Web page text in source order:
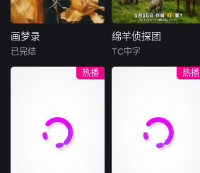
方设法联手求生，
打破这间禁锢生命
的困局。
解千愁。本季我们
再次出发，走遍辣
域多地，用火辣风
味串联市井日常与
人间温情，描摹国
人豁达热烈、向阳
画梦录
许雁真，意外与身
陷危局的融汇银行
总账姜心羽产生交
画梦录
已完结
绵羊侦探团
（休·杰克曼饰）最
爱给羊群读侦探小
说，没想到自己有
绵羊侦探团
TC中字
热播
热播